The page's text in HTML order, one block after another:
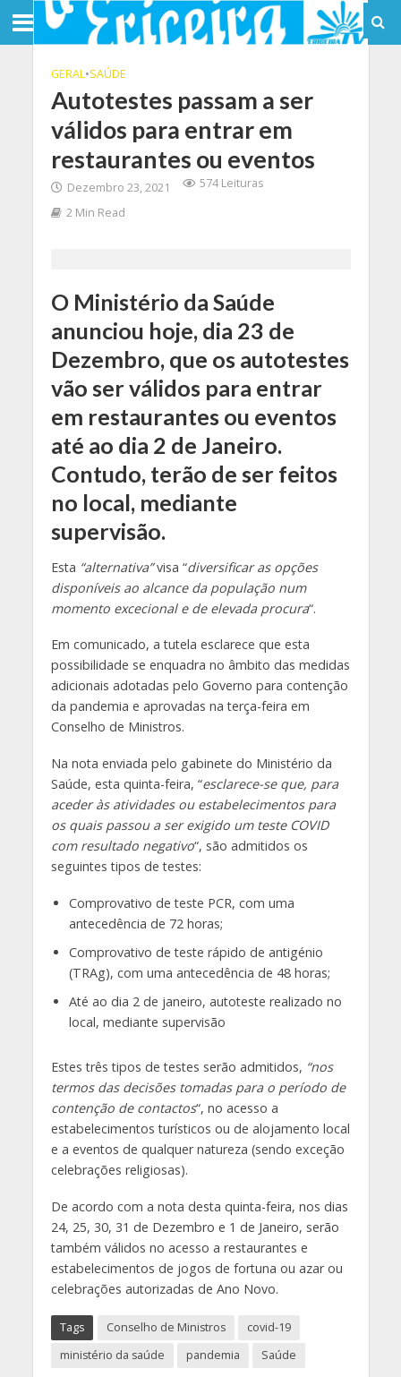
GERAL•SAÚDE
Autotestes passam a ser
válidos para entrar em
restaurantes ou eventos
Dezembro 23, 2021
574 Leituras
2 Min Read
O Ministério da Saúde
anunciou hoje, dia 23 de
Dezembro, que os autotestes
vão ser válidos para entrar
em restaurantes ou eventos
até ao dia 2 de Janeiro.
Contudo, terão de ser feitos
no local, mediante
supervisão.
Esta “alternativa”visa “diversificar as opções
disponíveis ao alcance da população num
momento excecional e de elevada procura“.
Em comunicado, a tutela esclarece que esta
possibilidade se enquadra no âmbito das medidas
adicionais adotadas pelo Governo para contenção
da pandemia e aprovadas na terça-feira em
Conselho de Ministros.
Na nota enviada pelo gabinete do Ministério da
Saúde, esta quinta-feira, “esclarece-se que, para
aceder às atividades ou estabelecimentos para
os quais passou a ser exigido um teste COVID
com resultado negativo“, são admitidos os
seguintes tipos de testes:
Comprovativo de teste PCR, com uma
antecedência de 72 horas;
Comprovativo de teste rápido de antigénio
(TRAg), com uma antecedência de 48 horas;
Até ao dia 2 de janeiro, autoteste realizado no
local, mediante supervisão
Estes três tipos de testes serão admitidos, “nos
termos das decisões tomadas para o período de
contenção de contactos“, no acesso a
estabelecimentos turísticos ou de alojamento local
e a eventos de qualquer natureza (sendo exceção
celebrações religiosas).
De acordo com a nota desta quinta-feira, nos dias
24, 25, 30, 31 de Dezembro e 1 de Janeiro, serão
também válidos no acesso a restaurantes e
estabelecimentos de jogos de fortuna ou azar ou
celebrações autorizadas de Ano Novo.
Tags Conselho de Ministros
covid-19
ministério da saúde
pandemia Saúde